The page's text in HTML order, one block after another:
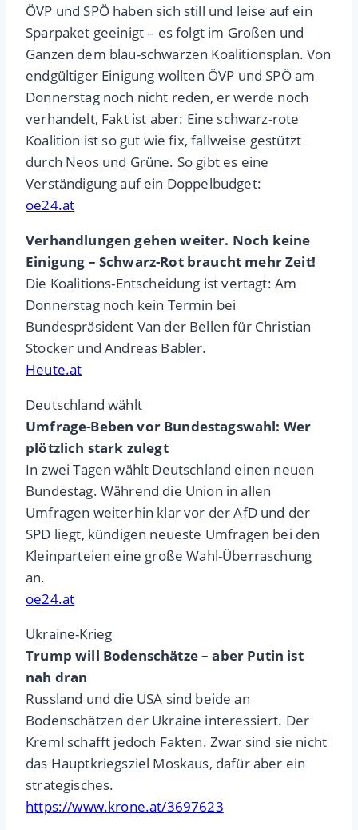
ÖVP und SPÖ haben sich still und leise auf ein
Sparpaket geeinigt – es folgt im Großen und
Ganzen dem blau-schwarzen Koalitionsplan. Von
endgültiger Einigung wollten ÖVP und SPÖ am
Donnerstag noch nicht reden, er werde noch
verhandelt, Fakt ist aber: Eine schwarz-rote
Koalition ist so gut wie fix, fallweise gestützt
durch Neos und Grüne. So gibt es eine
Verständigung auf ein Doppelbudget:
oe24.at
Verhandlungen gehen weiter. Noch keine
Einigung – Schwarz-Rot braucht mehr Zeit!
Die Koalitions-Entscheidung ist vertagt: Am
Donnerstag noch kein Termin bei
Bundespräsident Van der Bellen für Christian
Stocker und Andreas Babler.
Heute.at
Deutschland wählt
Umfrage-Beben vor Bundestagswahl: Wer
plötzlich stark zulegt
In zwei Tagen wählt Deutschland einen neuen
Bundestag. Während die Union in allen
Umfragen weiterhin klar vor der AfD und der
SPD liegt, kündigen neueste Umfragen bei den
Kleinparteien eine große Wahl-Überraschung
an.
oe24.at
Ukraine-Krieg
Trump will Bodenschätze – aber Putin ist
nah dran
Russland und die USA sind beide an
Bodenschätzen der Ukraine interessiert. Der
Kreml schafft jedoch Fakten. Zwar sind sie nicht
das Hauptkriegsziel Moskaus, dafür aber ein
strategisches.
https://www.krone.at/3697623